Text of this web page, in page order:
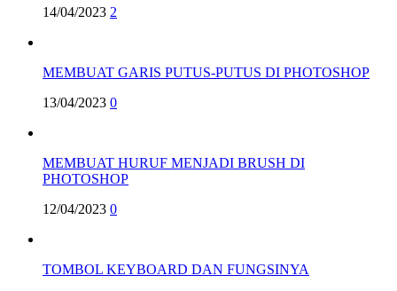
14/04/2023 2
MEMBUAT GARIS PUTUS-PUTUS DI PHOTOSHOP
13/04/2023 0
MEMBUAT HURUF MENJADI BRUSH DI
PHOTOSHOP
12/04/2023 0
TOMBOL KEYBOARD DAN FUNGSINYA